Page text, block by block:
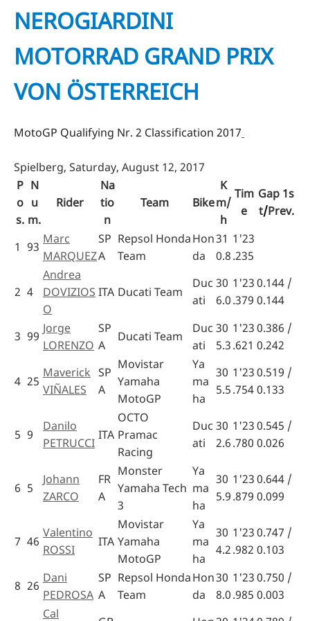
NEROGIARDINI
MOTORRAD GRAND PRIX
VON ÖSTERREICH
MotoGP Qualifying Nr. 2 Classification 2017
Spielberg, Saturday, August 12, 2017
P
o
s.
N
u
m.
Rider
Na
tio
n
Team Bike
K
m/
h
Tim
e
Gap 1s
t/Prev.
1 93
Marc
MARQUEZ
SP
A
Repsol Honda
Team
Hon
da
31
0.8
1'23
.235
2 4
Andrea
DOVIZIOS
O
ITA Ducati Team
Duc
ati
30
6.0
1'23
.379
0.144 /
0.144
3 99
Jorge
LORENZO
SP
A
Ducati Team
Duc
ati
30
5.3
1'23
.621
0.386 /
0.242
4 25
Maverick
VIÑALES
SP
A
Movistar
Yamaha
MotoGP
Ya
ma
ha
30
5.5
1'23
.754
0.519 /
0.133
5 9
Danilo
PETRUCCI
ITA
OCTO
Pramac
Racing
Duc
ati
30
2.6
1'23
.780
0.545 /
0.026
6 5
Johann
ZARCO
FR
A
Monster
Yamaha Tech
3
Ya
ma
ha
30
5.9
1'23
.879
0.644 /
0.099
7 46
Valentino
ROSSI
ITA
Movistar
Yamaha
MotoGP
Ya
ma
ha
30
4.2
1'23
.982
0.747 /
0.103
8 26
Dani
PEDROSA
SP
A
Repsol Honda
Team
Hon
da
30
8.0
1'23
.985
0.750 /
0.003
Cal